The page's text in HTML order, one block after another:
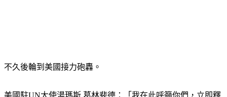
不久後輪到美國接力砲轟。
美國駐UN大使湯瑪斯.葛林斐德：「我在此呼籲你們，立即釋